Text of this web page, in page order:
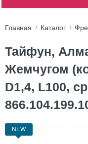
Главная Каталог
Тайфун,
Жемчугом
D1,4, L100,
NEW